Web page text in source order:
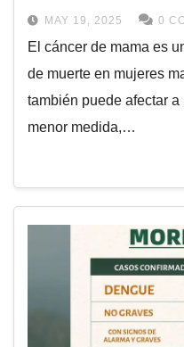
MAY 19, 2025 0
El cáncer de mama es
de muerte en mujeres
también puede afectar
menor medida,…